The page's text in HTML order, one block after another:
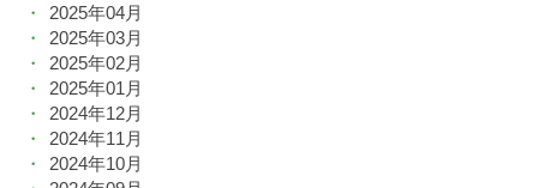
2025年04月
2025年03月
2025年02月
2025年01月
2024年12月
2024年11月
2024年10月